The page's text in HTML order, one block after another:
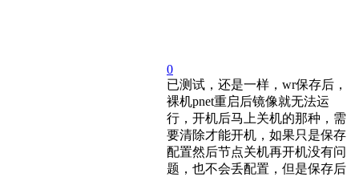
0
已测试，还是一样，wr保存后，
裸机pnet重启后镜像就无法运
行，开机后马上关机的那种，需
要清除才能开机，如果只是保存
配置然后节点关机再开机没有问
题，也不会丢配置，但是保存后